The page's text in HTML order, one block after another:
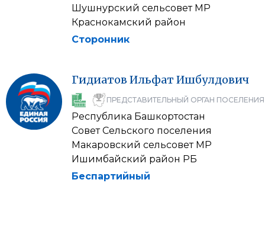
Шушнурский сельсовет МР
Краснокамский район
Сторонник
Гидиатов Ильфат Ишбулдович
ПРЕДСТАВИТЕЛЬНЫЙ ОРГАН ПОСЕЛЕНИЯ
Республика Башкортостан
Совет Сельского поселения
Макаровский сельсовет МР
Ишимбайский район РБ
Беспартийный